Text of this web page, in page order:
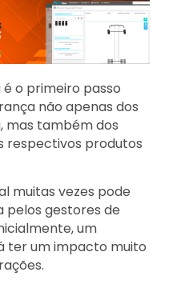
o primeiro passo
não apenas dos
mas também dos
respectivos produtos
muitas vezes pode
pelos gestores de
um
ter um impacto muito